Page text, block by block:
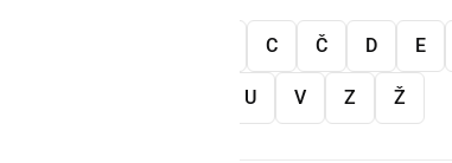
C Č D E
U V Z Ž